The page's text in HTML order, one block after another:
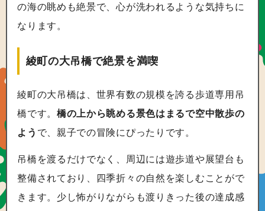
の海の眺めも絶景で、心が洗われるような気持ちに
なります。
綾町の大吊橋で絶景を満喫
綾町の大吊橋は、世界有数の規模を誇る歩道専用吊
橋です。 橋の上から眺める景色はまるで空中散歩の
よう で、親子での冒険にぴったりです。
吊橋を渡るだけでなく、周辺には遊歩道や展望台も
整備されており、四季折々の自然を楽しむことがで
きます。少し怖がりながらも渡りきった後の達成感